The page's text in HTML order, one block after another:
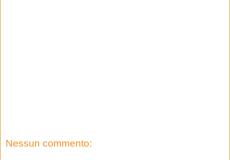
Nessun commento: